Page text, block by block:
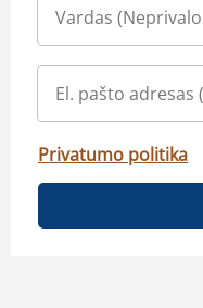
Privatumo politika